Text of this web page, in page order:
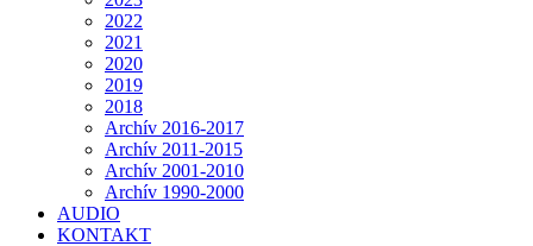
2022
2021
2020
2019
2018
Archív 2016-2017
Archív 2011-2015
Archív 2001-2010
Archív 1990-2000
AUDIO
KONTAKT